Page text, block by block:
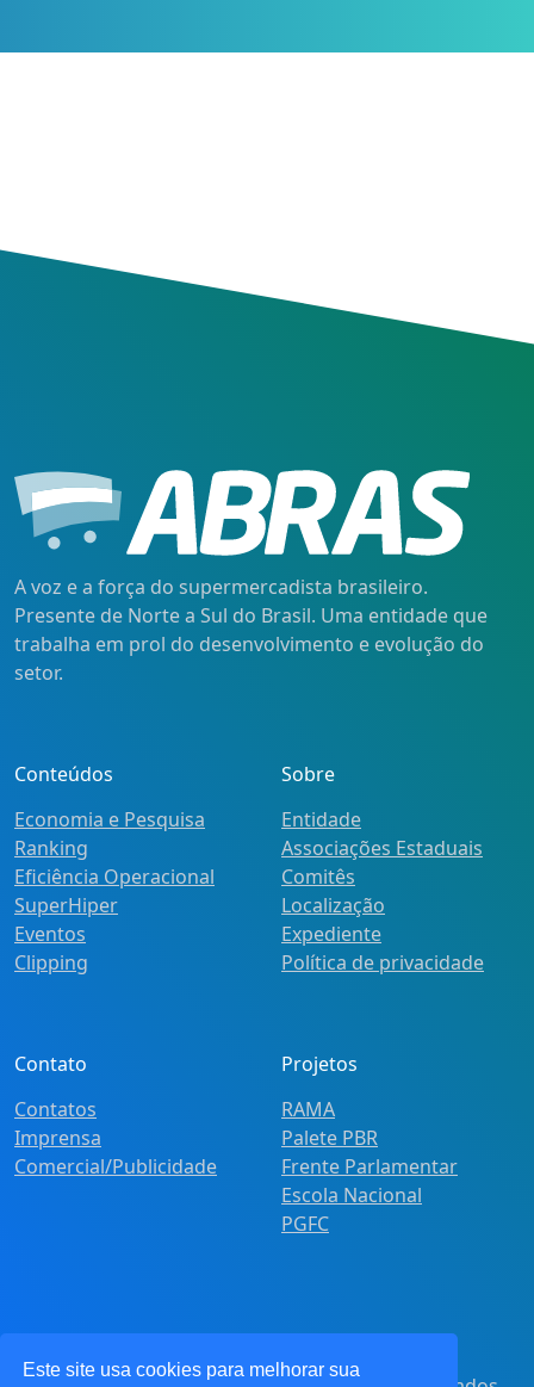
Este site usa cookies para melhorar sua
A voz e a força do supermercadista brasileiro.
Presente de Norte a Sul do Brasil. Uma entidade que
trabalha em prol do desenvolvimento e evolução do
setor.
Conteúdos
Economia e Pesquisa
Ranking
Eficiência Operacional
SuperHiper
Eventos
Clipping
Sobre
Entidade
Associações Estaduais
Comitês
Localização
Expediente
Política de privacidade
Contato
Contatos
Imprensa
Comercial/Publicidade
Projetos
RAMA
Palete PBR
Frente Parlamentar
Escola Nacional
PGFC